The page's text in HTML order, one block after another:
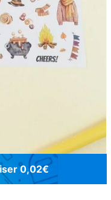
0,02€